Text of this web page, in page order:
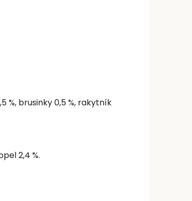
%, brusinky 0,5 %, rakytník
2,4 %.